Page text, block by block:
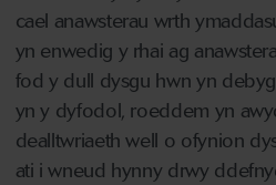
cael anawsterau wrth
yn enwedig y rhai ag
fod y dull dysgu hwn yn
yn y dyfodol, roeddem yn
dealltwriaeth well o ofynion
ati i wneud hynny drwy